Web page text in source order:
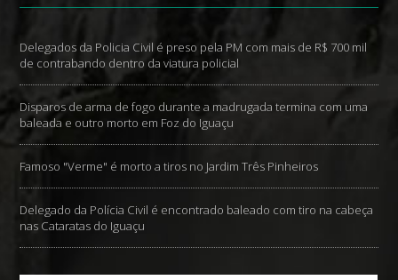
Delegados da Policia Civil é preso pela PM com mais de R$ 700 mil
de contrabando dentro da viatura policial
Disparos de arma de fogo durante a madrugada termina com uma
baleada e outro morto em Foz do Iguaçu
Famoso "Verme" é morto a tiros no Jardim Três Pinheiros
Delegado da Polícia Civil é encontrado baleado com tiro na cabeça
nas Cataratas do Iguaçu